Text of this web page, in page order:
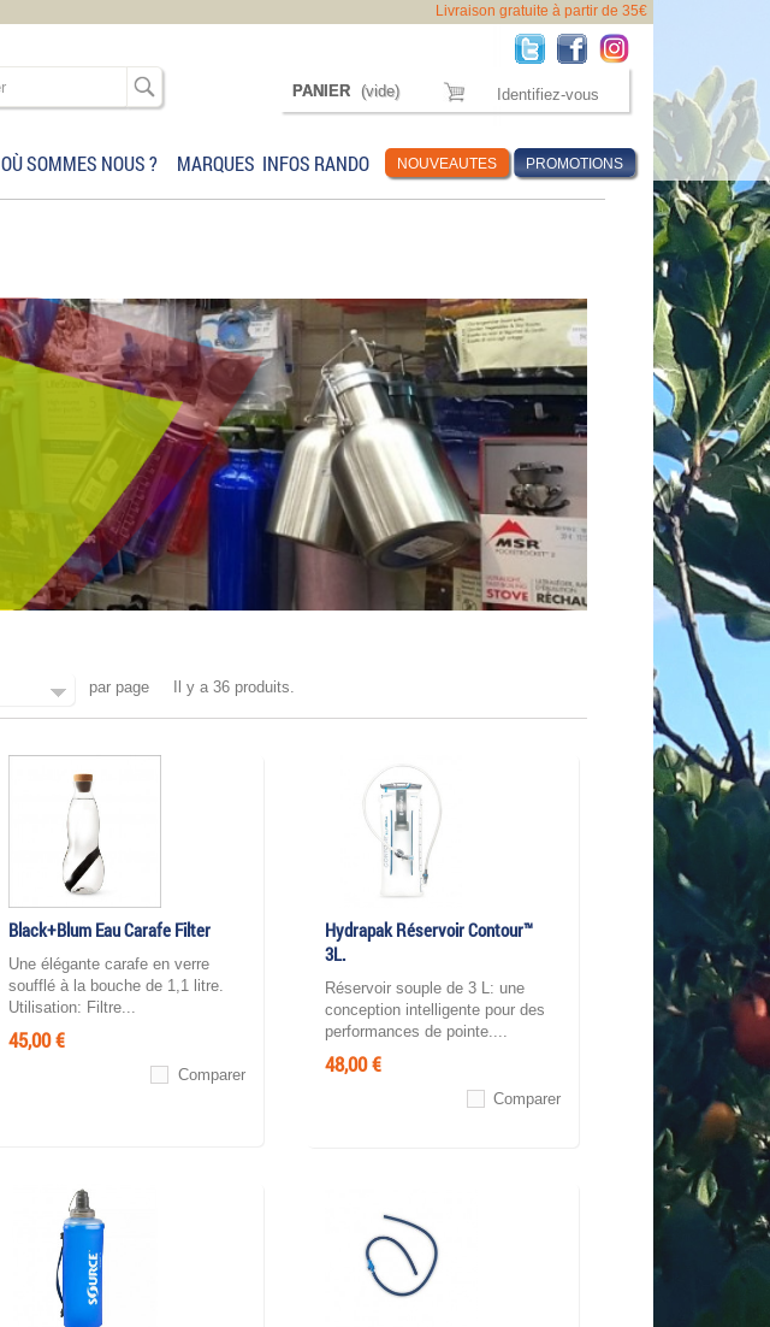
Livraison gratuite à partir de 35€
PANIER (vide)
OÙ SOMMES NOUS ? MARQUES INFOS RANDO PROMOTIONS
NOUVEAUTES
Identifiez-vous
Il y a 36 produits.
par page
Black+Blum Eau Carafe Filter
Une élégante carafe en verre
soufflé à la bouche de 1,1 litre.
Utilisation: Filtre...
45,00 €
Comparer
Hydrapak Réservoir Contour™
3L.
Réservoir souple de 3 L: une
conception intelligente pour des
performances de pointe....
48,00 €
Comparer